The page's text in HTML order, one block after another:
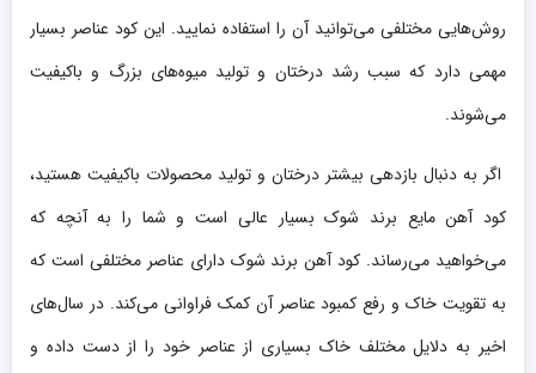
روش‌هایی مختلفی می‌توانید آن را استفاده نمایید. این کود عناصر بسیار
مهمی دارد که سبب رشد درختان و تولید میوه‌های بزرگ و باکیفیت
می‌شوند.
اگر به دنبال بازدهی بیشتر درختان و تولید محصولات باکیفیت هستید،
کود آهن مایع برند شوک بسیار عالی است و شما را به آنچه که
می‌خواهید می‌رساند. کود آهن برند شوک دارای عناصر مختلفی است که
به تقویت خاک و رفع کمبود عناصر آن کمک فراوانی می‌کند. در سال‌های
اخیر به دلایل مختلف خاک بسیاری از عناصر خود را از دست داده و